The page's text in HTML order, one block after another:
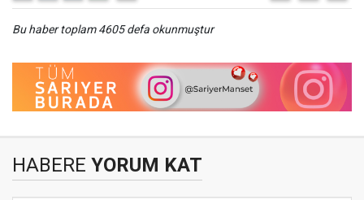
Bu haber toplam 4605 defa okunmuştur
HABERE YORUM KAT